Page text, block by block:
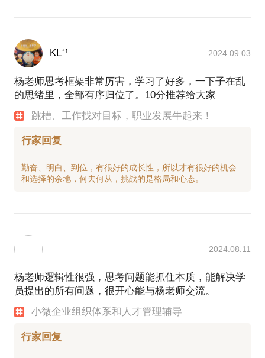
我曾经帮助过约6000人
有太多学员在沟通后表示感谢和好评，我感谢他们的
认可和信任，这给我莫大鼓舞。
化、进展和感受，或者寻求进一步的帮助。有企业主
学员约见上百行家后特别予以“思路特别清晰、站在老
KL⁺¹ 2024.09.03
杨老师思考框架非常厉害，学习了好多，一下子在乱
的思绪里，全部有序归位了。10分推荐给大家
跳槽、工作找对目标，职业发展牛起来！
行家回复
勤奋、明白、到位，有很好的成长性，所以才有很好的机会
2024.08.11
杨老师逻辑性很强，思考问题能抓住本质，能解决学
员提出的所有问题，很开心能与杨老师交流。
小微企业组织体系和人才管理辅导
行家回复